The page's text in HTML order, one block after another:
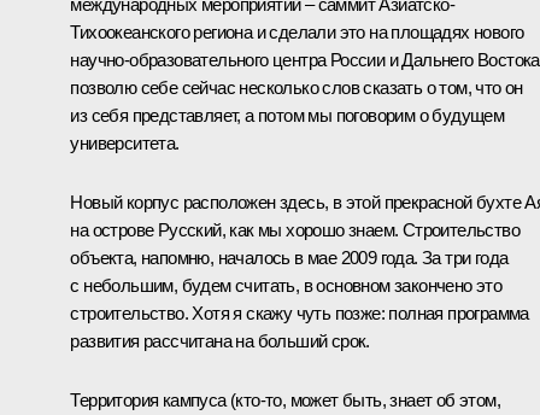
Тихоокеанского региона и сделали это на площадях нового
научно-образовательного центра России и Дальнего
позволю себе сейчас несколько слов сказать о том, что он
из себя представляет, а потом мы поговорим о будущем
университета.
Новый корпус расположен здесь, в этой прекрасной бухте
на острове Русский, как мы хорошо знаем. Строительство
объекта, напомню, началось в мае 2009 года. За три года
с небольшим, будем считать, в основном закончено это
строительство. Хотя я скажу чуть позже: полная программа
развития рассчитана на больший срок.
Территория кампуса (кто‑то, может быть, знает об этом,